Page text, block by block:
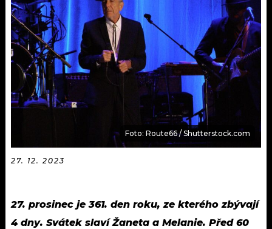
VIP
TRENDY
KULTURA
MIX
JAK NALADIT
Foto: Route66 / Shutterstock.com
27. 12. 2023
27. prosinec je 361. den roku, ze kterého zbývají
4 dny. Svátek slaví Žaneta a Melanie. Před 60